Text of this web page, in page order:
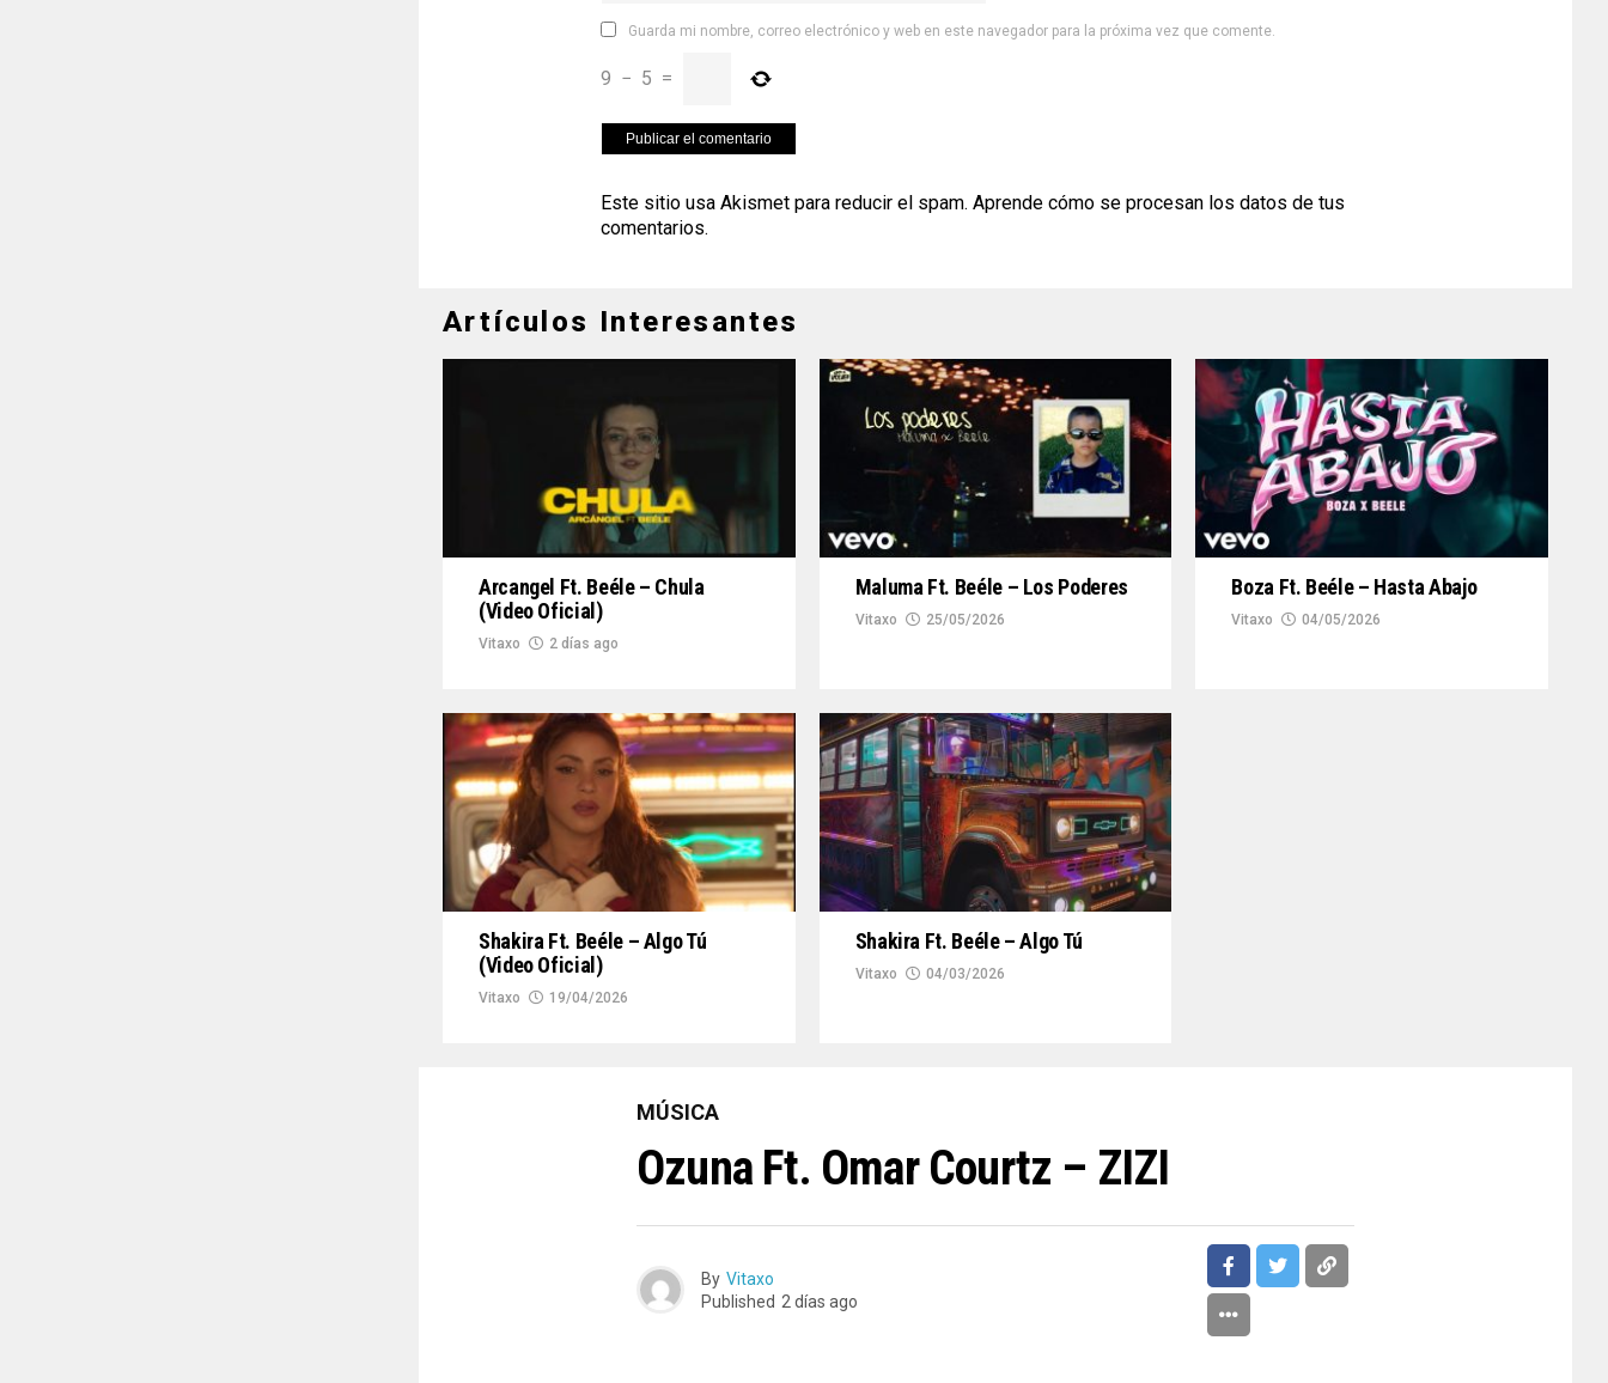
Guarda mi nombre, correo electrónico y web en este navegador para la próxima vez que comente.
9 − 5 =
Este sitio usa Akismet para reducir el spam. Aprende cómo se procesan los datos de tus
comentarios.
Artículos Interesantes
Arcangel Ft. Beéle – Chula
(Video Oficial)
Vitaxo 2 días ago
Maluma Ft. Beéle – Los Poderes
Vitaxo 25/05/2026
Boza Ft. Beéle – Hasta Abajo
Vitaxo 04/05/2026
Shakira Ft. Beéle – Algo Tú
(Video Oficial)
Vitaxo 19/04/2026
Shakira Ft. Beéle – Algo Tú
Vitaxo 04/03/2026
MÚSICA
Ozuna Ft. Omar Courtz – ZIZI
By Vitaxo
Published 2 días ago